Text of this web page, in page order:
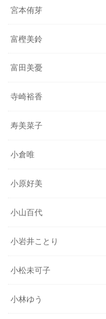
宮本侑芽
富樫美鈴
富田美憂
寺崎裕香
寿美菜子
小倉唯
小原好美
小山百代
小岩井ことり
小松未可子
小林ゆう